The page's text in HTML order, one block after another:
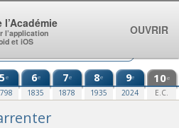
5e 6e
1835
7e
1878
8e
1935
9e
2024
10e
E.C.
l’application
et iOS
OUVRIR